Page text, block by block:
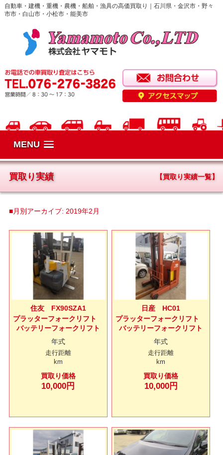
自動車・建機・重機・農機・船舶・漁具の高価買取り｜石川県・金沢市・野々
市市・白山市・小松市・能美市
MENU
買取り実績 【買取り実績一覧】
■月別アーカイブ: 2019年2月
住友 FX90SZA1
プラッターフォークリフト
バッテリーフォークリフト
年式
走行距離
km
買取り価格
10,000円
日産 HC01
プラッターフォークリフト
バッテリーフォークリフト
年式
走行距離
km
買取り価格
10,000円